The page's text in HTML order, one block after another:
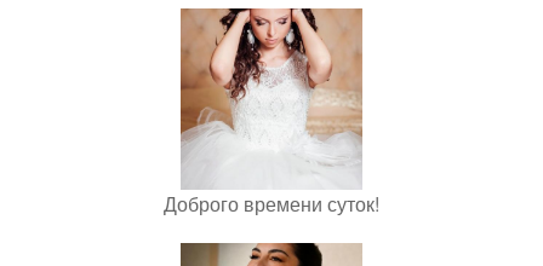
Доброго времени суток!